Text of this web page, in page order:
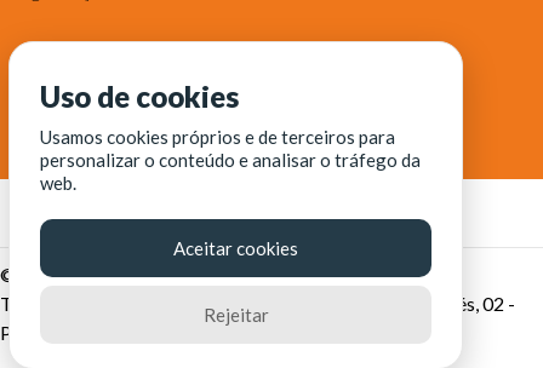
© Fortaleza Digital || CITINOVA - Fundação de Ciência,
Tecnologia e Inovação de Fortaleza - Rua dos Tremembés, 02 -
Praia de Iracema - Fortaleza-CE
Uso de cookies
Usamos cookies próprios e de terceiros para
personalizar o conteúdo e analisar o tráfego da
web.
Aceitar cookies
Rejeitar